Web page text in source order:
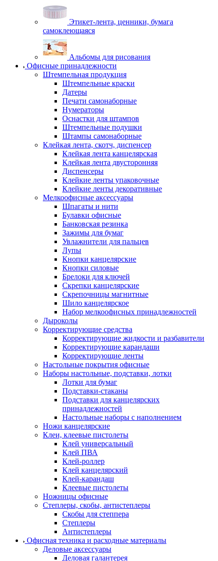
Этикет-лента, ценники, бумага
самоклеющаяся
Альбомы для рисования
Офисные принадлежности
Штемпельная продукция
Штемпельные краски
Датеры
Печати самонаборные
Нумераторы
Оснастки для штампов
Штемпельные подушки
Штампы самонаборные
Клейкая лента, скотч, диспенсер
Клейкая лента канцелярская
Клейкая лента двусторонняя
Диспенсеры
Клейкие ленты упаковочные
Клейкие ленты декоративные
Мелкоофисные аксессуары
Шпагаты и нити
Булавки офисные
Банковская резинка
Зажимы для бумаг
Увлажнители для пальцев
Лупы
Кнопки канцелярские
Кнопки силовые
Брелоки для ключей
Скрепки канцелярские
Скрепочницы магнитные
Шило канцелярское
Набор мелкоофисных принадлежностей
Дыроколы
Корректирующие средства
Корректирующие жидкости и разбавители
Корректирующие карандаши
Корректирующие ленты
Настольные покрытия офисные
Наборы настольные, подставки, лотки
Лотки для бумаг
Подставки-стаканы
Подставки для канцелярских
принадлежностей
Настольные наборы с наполнением
Ножи канцелярские
Клеи, клеевые пистолеты
Клей универсальный
Клей ПВА
Клей-роллер
Клей канцелярский
Клей-карандаш
Клеевые пистолеты
Ножницы офисные
Степлеры, скобы, антистеплеры
Скобы для степпера
Степлеры
Антистеплеры
Офисная техника и расходные материалы
Деловые аксессуары
Деловая галантерея